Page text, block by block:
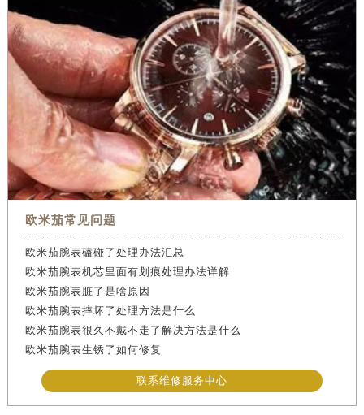
欧米茄常见问题
欧米茄腕表磕碰了处理办法汇总
欧米茄腕表机芯里面有划痕处理办法详解
欧米茄腕表脏了是啥原因
欧米茄腕表摔坏了处理方法是什么
欧米茄腕表很久不戴不走了解决方法是什么
欧米茄腕表生锈了如何修复
联系维修服务中心